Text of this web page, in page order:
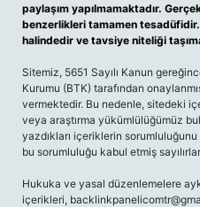
paylaşım yapılmamaktadır.
benzerlikleri tamamen
halindedir ve tavsiye niteliği
Sitemiz, 5651 Sayılı Kanun
Kurumu (BTK) tarafından
vermektedir. Bu nedenle, sitedeki
veya araştırma yükümlülüğümüz
yazdıkları içeriklerin
bu sorumluluğu kabul etmiş
Hukuka ve yasal düzenlemelere
içerikleri,